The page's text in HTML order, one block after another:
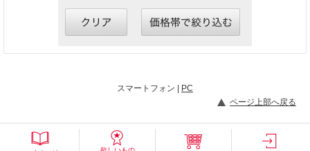
スマートフォン | PC
ページ上部へ戻る